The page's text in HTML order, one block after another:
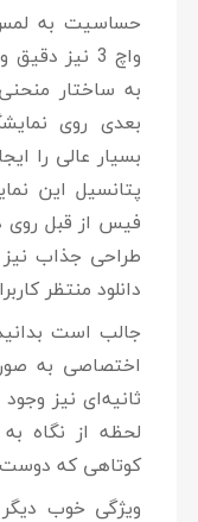
حساسیت به
واچ 3 نیز
بعدی روی
بسیار عالی را
فیس از قبل روی
طراحی جذاب
دانلود منتظر
جالب است
ثانیه‌ای نیز
لحظه از نگاه
کوتاهی که دوست